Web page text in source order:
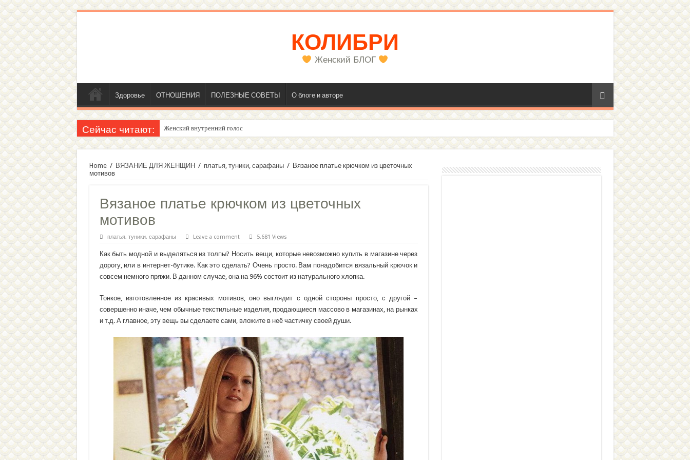
КОЛИБРИ
Женский БЛОГ
Здоровье ОТНОШЕНИЯ ПОЛЕЗНЫЕ СОВЕТЫ О блоге и авторе
Сейчас читают: Женский внутренний голос
Home / ВЯЗАНИЕ ДЛЯ ЖЕНЩИН / платья, туники, сарафаны / Вязаное платье крючком из цветочных
мотивов
Вязаное платье крючком из цветочных
мотивов
платья, туники, сарафаны Leave a comment 5,681 Views
Как быть модной и выделяться из толпы? Носить вещи, которые невозможно купить в магазине через
дорогу, или в интернет-бутике. Как это сделать? Очень просто. Вам понадобится вязальный крючок и
совсем немного пряжи. В данном случае, она на 96% состоит из натурального хлопка.
Тонкое, изготовленное из красивых мотивов, оно выглядит с одной стороны просто, с другой –
совершенно иначе, чем обычные текстильные изделия, продающиеся массово в магазинах, на рынках
и т.д. А главное, эту вещь вы сделаете сами, вложите в неё частичку своей души.